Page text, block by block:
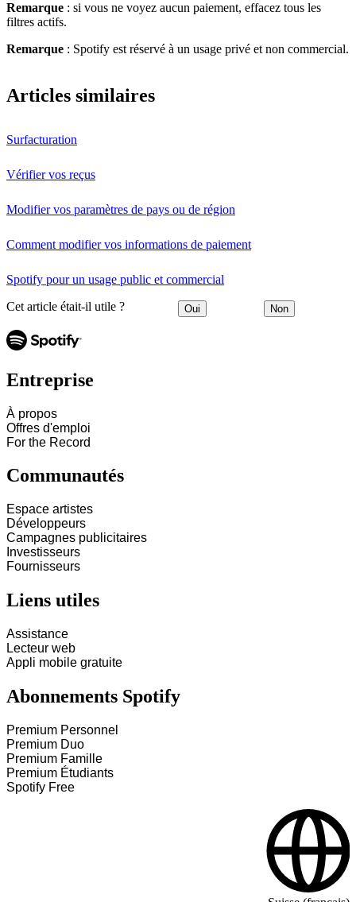
Remarque : si vous ne voyez aucun paiement, effacez tous les
filtres actifs.
Remarque : Spotify est réservé à un usage privé et non commercial.
Articles similaires
Surfacturation
Vérifier vos reçus
Modifier vos paramètres de pays ou de région
Comment modifier vos informations de paiement
Spotify pour un usage public et commercial
Cet article était-il utile ? Oui Non
Entreprise
À propos
Offres d'emploi
For the Record
Communautés
Espace artistes
Développeurs
Campagnes publicitaires
Investisseurs
Fournisseurs
Liens utiles
Assistance
Lecteur web
Appli mobile gratuite
Abonnements Spotify
Premium Personnel
Premium Duo
Premium Famille
Premium Étudiants
Spotify Free